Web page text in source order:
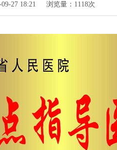
27 18:21 浏览量： 1118次